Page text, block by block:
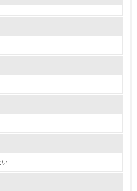
自分の業務の中で行うべき環
い